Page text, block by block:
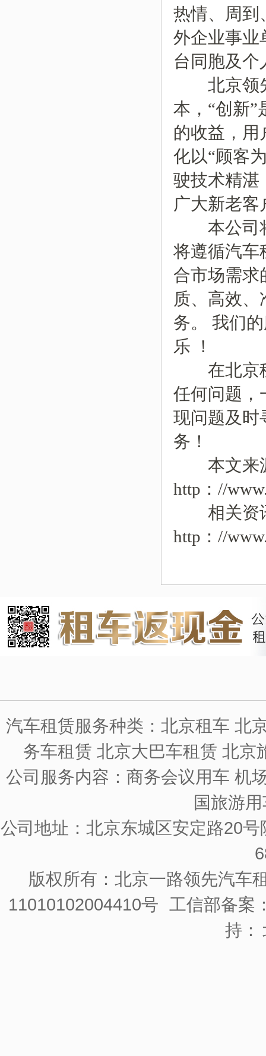
热情、周到
外企业事业
台同胞及个
北京领先
本，“创新”
的收益，用
化以“顾客
驶技术精湛
广大新老
本公司将
将遵循汽车
合市场需求
质、高效
务。 我们
乐 ！
在北京租
任何问题，
现问题及时
务！
本文来
http：//
相关资
http：//
汽车租赁服务种类：北京租车 北
务车租赁 北京大巴车租赁 北京
公司服务内容：商务会议用车 机
国旅游
公司地址：北京东城区安定路20
版权所有：北京一路领先汽车
11010102004410号 工信部备案
持：